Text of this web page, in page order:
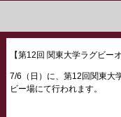
【第12回 関東大学ラグビー
7/6（日）に、第12回関東大
ビー場にて行われます。